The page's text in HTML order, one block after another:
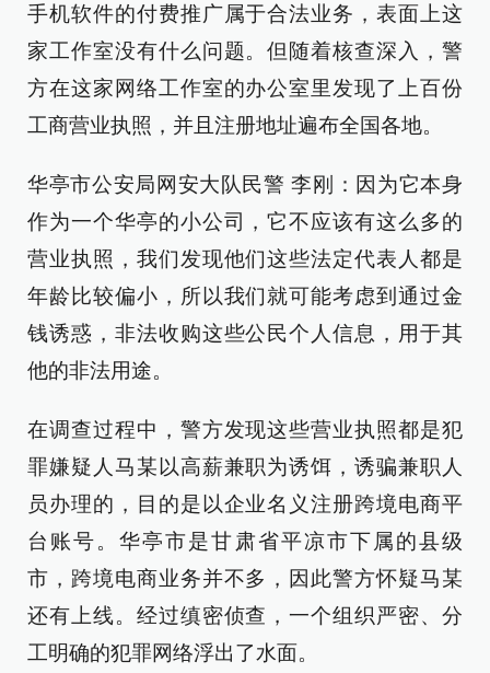
手机软件的付费推广属于合法业务，表面上这
家工作室没有什么问题。但随着核查深入，警
方在这家网络工作室的办公室里发现了上百份
工商营业执照，并且注册地址遍布全国各地。
华亭市公安局网安大队民警 李刚：因为它本身
作为一个华亭的小公司，它不应该有这么多的
营业执照，我们发现他们这些法定代表人都是
年龄比较偏小，所以我们就可能考虑到通过金
钱诱惑，非法收购这些公民个人信息，用于其
他的非法用途。
在调查过程中，警方发现这些营业执照都是犯
罪嫌疑人马某以高薪兼职为诱饵，诱骗兼职人
员办理的，目的是以企业名义注册跨境电商平
台账号。华亭市是甘肃省平凉市下属的县级
市，跨境电商业务并不多，因此警方怀疑马某
还有上线。经过缜密侦查，一个组织严密、分
工明确的犯罪网络浮出了水面。